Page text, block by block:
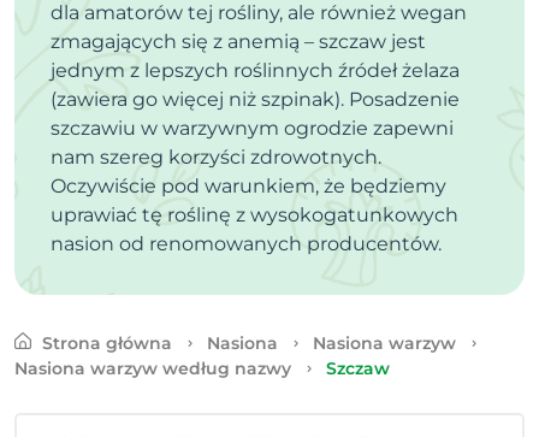
dla amatorów tej rośliny, ale również wegan
zmagających się z anemią – szczaw jest
jednym z lepszych roślinnych źródeł żelaza
(zawiera go więcej niż szpinak). Posadzenie
szczawiu w warzywnym ogrodzie zapewni
nam szereg korzyści zdrowotnych.
Oczywiście pod warunkiem, że będziemy
uprawiać tę roślinę z wysokogatunkowych
nasion od renomowanych producentów.
Strona główna Nasiona
Nasiona warzyw
Nasiona warzyw według nazwy
Szczaw